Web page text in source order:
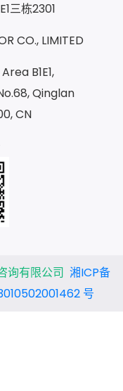
三栋2301
CO., LIMITED
B1E1,
Qinglan
CN
询有限公司 湘ICP备
号